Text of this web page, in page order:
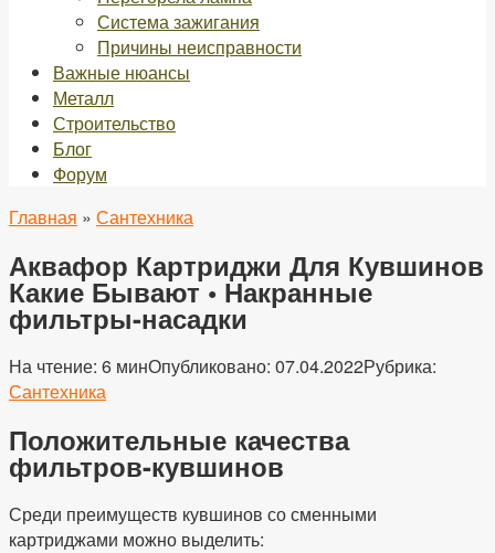
Система зажигания
Причины неисправности
Важные нюансы
Металл
Строительство
Блог
Форум
Главная » Сантехника
Аквафор Картриджи Для Кувшинов
Какие Бывают • Накранные
фильтры-насадки
На чтение: 6 минОпубликовано: 07.04.2022Рубрика:
Сантехника
Положительные качества
фильтров-кувшинов
Среди преимуществ кувшинов со сменными
картриджами можно выделить: